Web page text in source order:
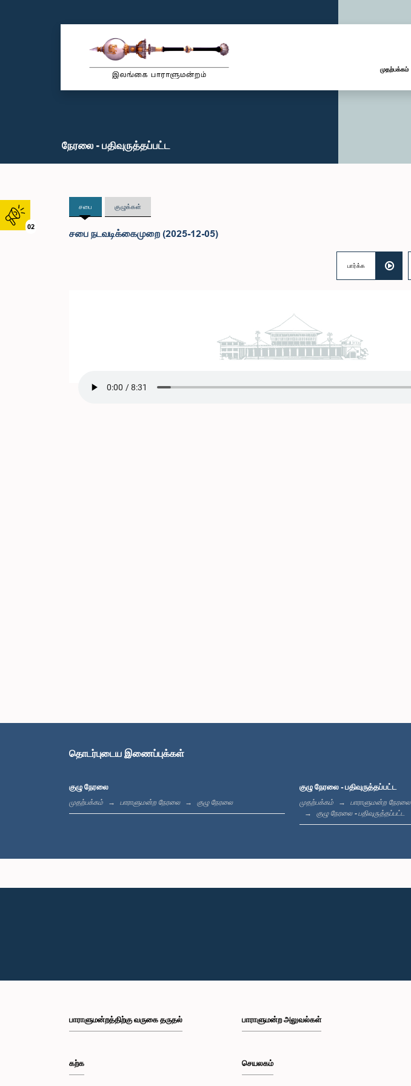
02
முதற்பக்கம்
நேரலை - பதிவுருத்தப்பட்ட
சபை குழுக்கள்
சபை நடவடிக்கைமுறை (2025-12-05)
பார்க்க
தொடர்புடைய இணைப்புக்கள்
குழு நேரலை
முதற்பக்கம் பாராளுமன்ற நேரலை குழு நேரலை
குழு நேரலை - பதிவுருத்தப்பட்ட
முதற்பக்கம்
பாராளுமன்ற நேரலை
குழு நேரலை - பதிவுருத்தப்பட்ட
பாராளுமன்றத்திற்கு வருகை தருதல்
கற்க
பாராளுமன்ற அலுவல்கள்
செயலகம்